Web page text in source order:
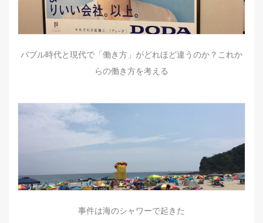
バブル時代と現代で「働き方」がどれほど違うのか？これか
らの働き方を考える
事件は海のシャワーで起きた